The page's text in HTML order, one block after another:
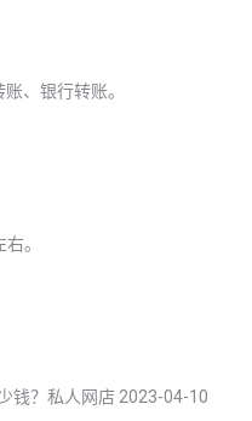
、银行转账。
。
钱？私人网店 2023-04-10